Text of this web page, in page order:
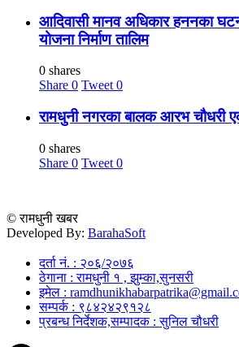
आदिवासी मानव अधिकार हननका
योजना निर्माण तालिम
0 shares
Share 0 Tweet 0
रामधुनी नगरका बालक आरभ चौधरी
0 shares
Share 0 Tweet 0
© रामधुनी खबर
Developed By: BarahaSoft
दर्ता नं. : २०६/२०७६
ठेगाना : रामधुनी १ , झुम्का,सुनसरी
इमेल :
सम्पर्क : ९८४२४२९१२८
प्रबन्ध निर्देशक,सम्पादक : सुनिल चौधरी